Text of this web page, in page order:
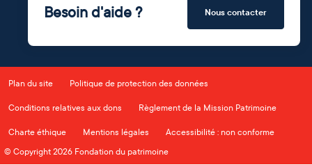
Besoin d'aide ? Nous contacter
Plan du site Politique de protection des données
Conditions relatives aux dons Règlement de la Mission Patrimoine
Charte éthique Mentions légales
Accessibilité : non conforme
© Copyright 2026 Fondation du patrimoine